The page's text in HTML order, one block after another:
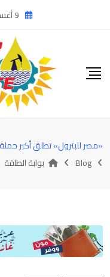
to
9 أغسطس، 2026
«مصر للبترول» تطلق أكبر
Blog
بوابة الطاقة